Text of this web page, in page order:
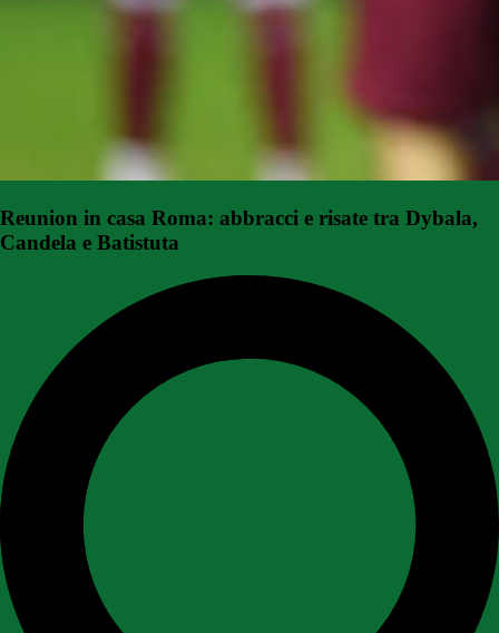
Reunion in casa Roma: abbracci e risate tra Dybala,
Candela e Batistuta